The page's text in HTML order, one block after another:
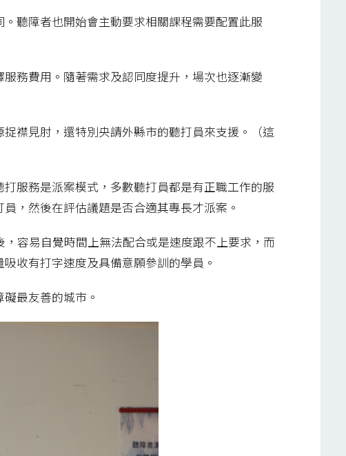
聽障者也開始會主動要求相關課程需要配置此服
務費用。隨著需求及認同度提升，場次也逐漸變
襟見肘，還特別央請外縣市的聽打員來支援。（這
服務是派案模式，多數聽打員都是有正職工作的服
，然後在評估議題是否合適其專長才派案。
容易自覺時間上無法配合或是速度跟不上要求，而
收有打字速度及具備意願參訓的學員。
最友善的城市。